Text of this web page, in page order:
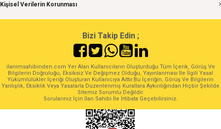
Kişisel Verilerin Korunması
Bizi Takip Edin ;
ilanimsahibinden.com Yer Alan Kullanıcıların Oluşturduğu Tüm İçerik, Görüş Ve
Bilgilerin Doğruluğu, Eksiksiz Ve Değişmez Olduğu, Yayınlanması İle İlgili Yasal
Yükümlülükler İçeriği Oluşturan Kullanıcıya Aittir.Bu İçeriğin, Görüş Ve Bilgilerin
Yanlışlık, Eksiklik Veya Yasalarla Düzenlenmiş Kurallara Aykırılığından Hiçbir Şekilde
Sitemiz Sorumlu Değildir.
Sorularınız İçin İlan Sahibi İle İrtibata Geçebilirsiniz.